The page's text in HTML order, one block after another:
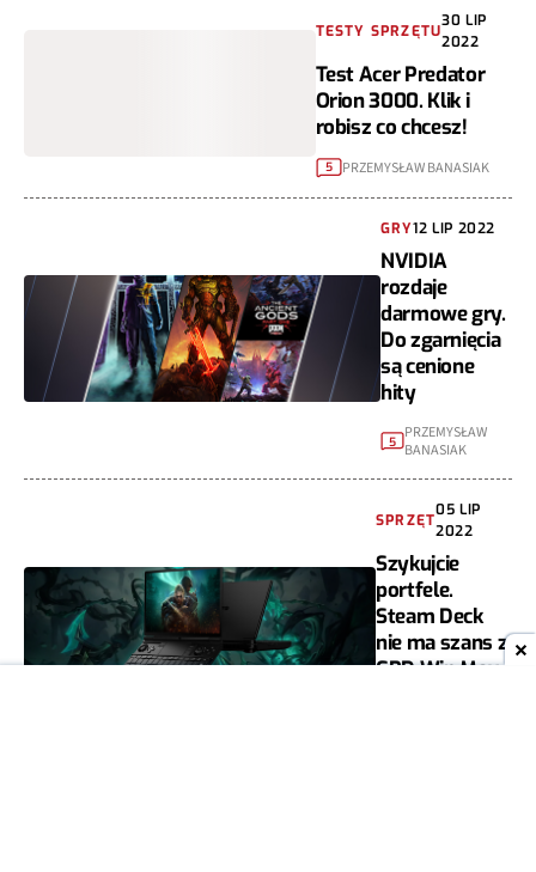
TESTY SPRZĘTU
30 LIP
2022
Test Acer Predator
Orion 3000. Klik i
robisz co chcesz!
5 PRZEMYSŁAW BANASIAK
GRY12 LIP 2022
NVIDIA
rozdaje
darmowe gry.
Do zgarnięcia
są cenione
hity
5 PRZEMYSŁAW
BANASIAK
SPRZĘT
05 LIP
2022
Szykujcie
portfele.
Steam Deck
nie ma szans z
GPD Win Max